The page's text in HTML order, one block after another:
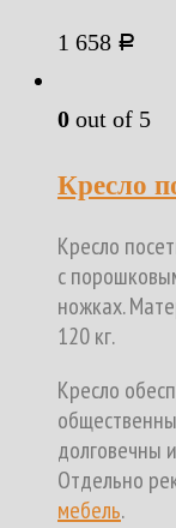
1 658 Р
0 out of 5
Кресло
Кресло
с
ножках.
120 кг.
Кресло
долговечны
Отдельно
мебель.